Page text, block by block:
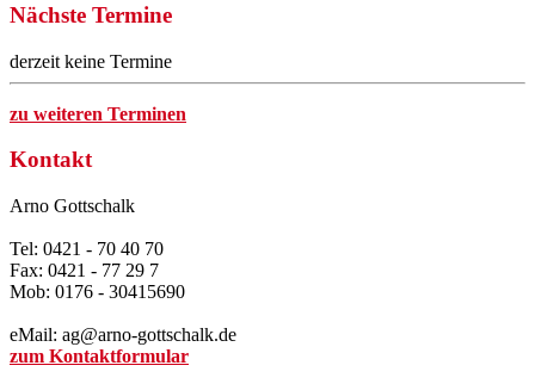
Nächste Termine
derzeit keine Termine
zu weiteren Terminen
Kontakt
Arno Gottschalk
Tel: 0421 - 70 40 70
Fax: 0421 - 77 29 7
Mob: 0176 - 30415690
eMail: ag@arno-gottschalk.de
zum Kontaktformular